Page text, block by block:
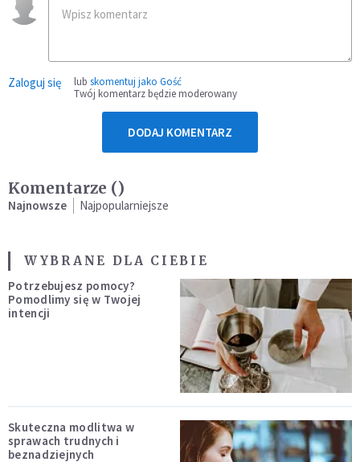
Zaloguj się lub skomentuj jako Gość
Twój komentarz będzie moderowany
DODAJ KOMENTARZ
Komentarze ()
Najnowsze Najpopularniejsze
WYBRANE DLA CIEBIE
Potrzebujesz pomocy?
Pomodlimy się w Twojej
intencji
Skuteczna modlitwa w
sprawach trudnych i
beznadziejnych